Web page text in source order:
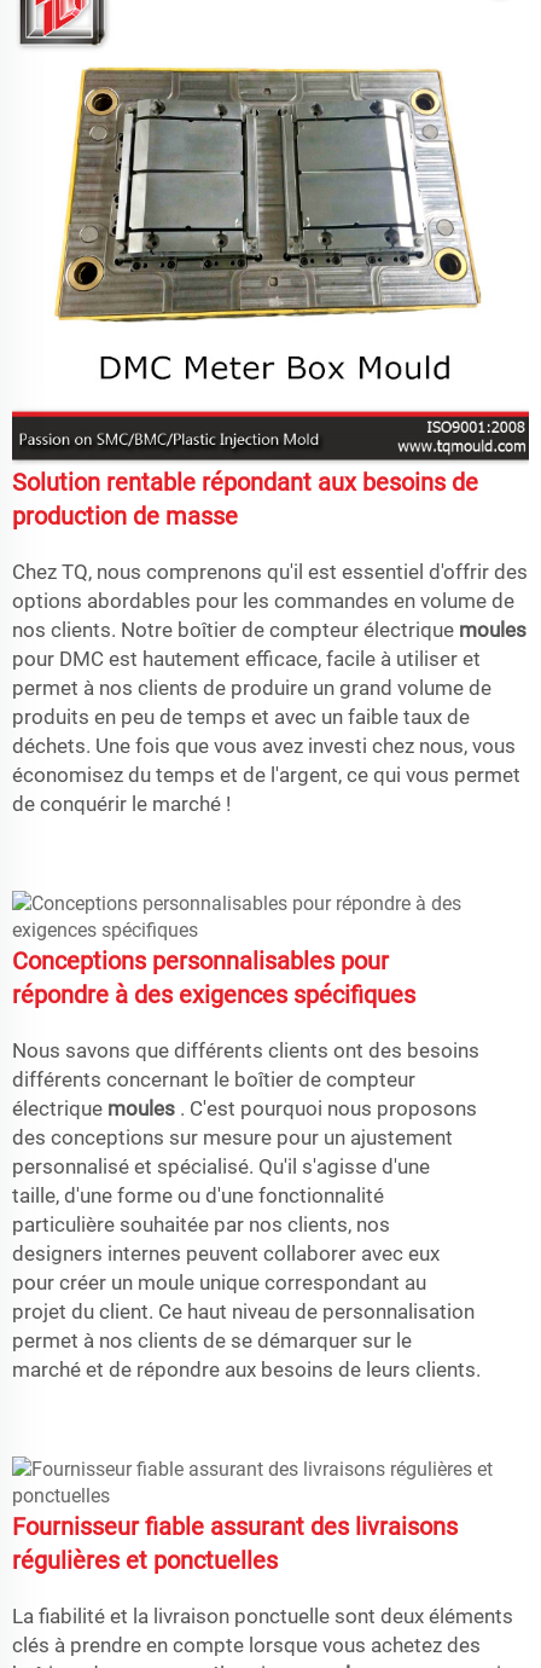
Solution rentable répondant aux besoins de
production de masse
Chez TQ, nous comprenons qu'il est essentiel d'offrir des
options abordables pour les commandes en volume de
nos clients. Notre boîtier de compteur électrique moules
pour DMC est hautement efficace, facile à utiliser et
permet à nos clients de produire un grand volume de
produits en peu de temps et avec un faible taux de
déchets. Une fois que vous avez investi chez nous, vous
économisez du temps et de l'argent, ce qui vous permet
de conquérir le marché !
Conceptions personnalisables pour
répondre à des exigences spécifiques
Nous savons que différents clients ont des besoins
différents concernant le boîtier de compteur
électrique moules . C'est pourquoi nous proposons
des conceptions sur mesure pour un ajustement
personnalisé et spécialisé. Qu'il s'agisse d'une
taille, d'une forme ou d'une fonctionnalité
particulière souhaitée par nos clients, nos
designers internes peuvent collaborer avec eux
pour créer un moule unique correspondant au
projet du client. Ce haut niveau de personnalisation
permet à nos clients de se démarquer sur le
marché et de répondre aux besoins de leurs clients.
Fournisseur fiable assurant des livraisons
régulières et ponctuelles
La fiabilité et la livraison ponctuelle sont deux éléments
clés à prendre en compte lorsque vous achetez des